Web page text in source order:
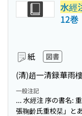
水經
12巻
紙 図書
(清)趙一清録華雨
一般注記
... 水經注 序の書名:
張鞠齡氏重校栞」と